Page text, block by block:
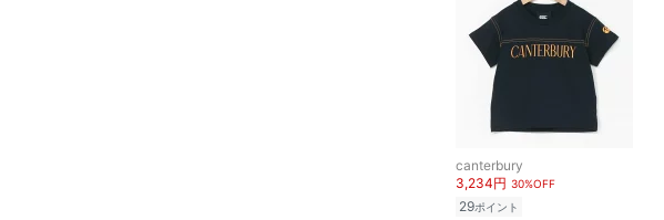
canterbury
3,234円 30%OFF
29ポイント